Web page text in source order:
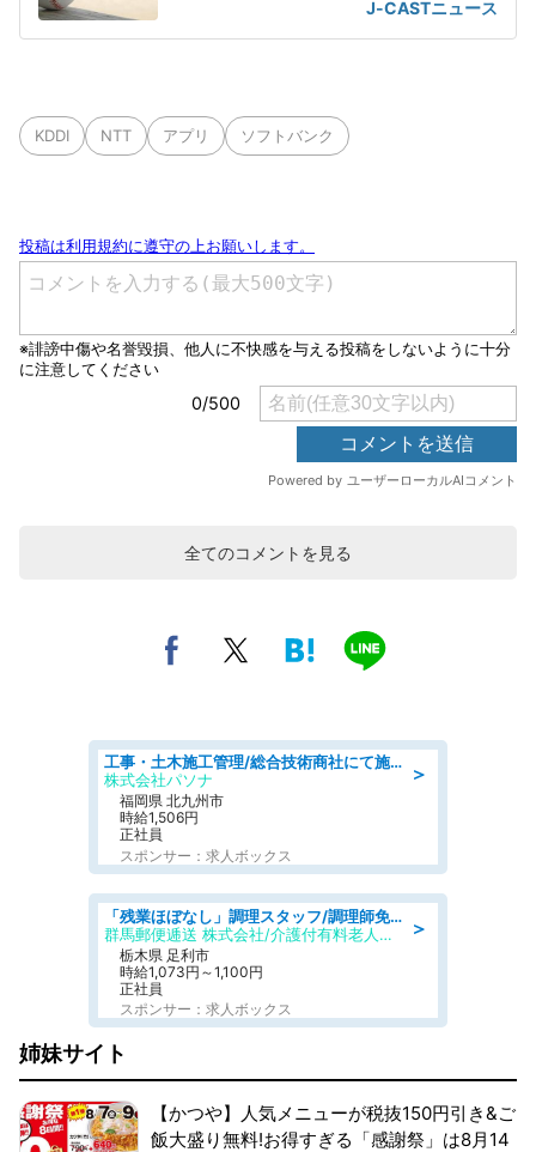
J-CASTニュース
KDDI NTT アプリ ソフトバンク
全てのコメントを見る
＞
工事・土木施工管理/総合技術商社にて施工管理のお仕事/即日勤務可/車通勤可/工事・土木施工管理/生産・品質管理
株式会社パソナ
福岡県 北九州市
時給1,506円
正社員
スポンサー：求人ボックス
＞
「残業ほぼなし」調理スタッフ/調理師免許必須/正職員/日勤のみ/介護付き有料老人ホーム/社会保障完備
群馬郵便逓送 株式会社/介護付有料老人ホーム ふる里
栃木県 足利市
時給1,073円～1,100円
正社員
スポンサー：求人ボックス
姉妹サイト
【かつや】人気メニューが税抜150円引き&ご
飯大盛り無料!お得すぎる「感謝祭」は8月14